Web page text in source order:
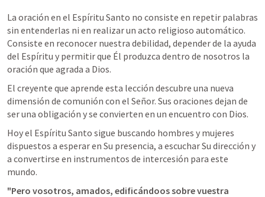
La oración en el Espíritu Santo no consiste en repetir palabras
sin entenderlas ni en realizar un acto religioso automático.
Consiste en reconocer nuestra debilidad, depender de la ayuda
del Espíritu y permitir que Él produzca dentro de nosotros la
oración que agrada a Dios.
El creyente que aprende esta lección descubre una nueva
dimensión de comunión con el Señor. Sus oraciones dejan de
ser una obligación y se convierten en un encuentro con Dios.
Hoy el Espíritu Santo sigue buscando hombres y mujeres
dispuestos a esperar en Su presencia, a escuchar Su dirección y
a convertirse en instrumentos de intercesión para este
mundo.
"Pero vosotros, amados, edificándoos sobre vuestra